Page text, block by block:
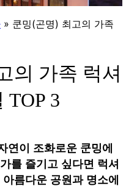
» 쿤밍(곤명) 최고의 가족
의 가족 럭셔
TOP 3
연이 조화로운 쿤밍에
를 즐기고 싶다면 럭셔
름다운 공원과 명소에